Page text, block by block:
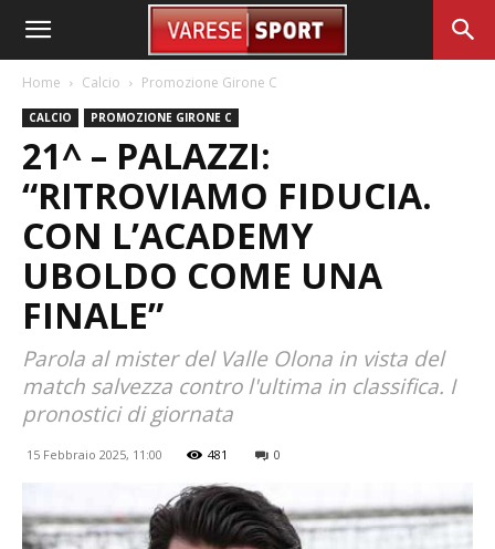
Home Calcio Promozione Girone C
CALCIO PROMOZIONE GIRONE C
21^ – PALAZZI:
“RITROVIAMO FIDUCIA.
CON L’ACADEMY
UBOLDO COME UNA
FINALE”
Parola al mister del Valle Olona in vista del
match salvezza contro l'ultima in classifica. I
pronostici di giornata
15 Febbraio 2025, 11:00 481 0